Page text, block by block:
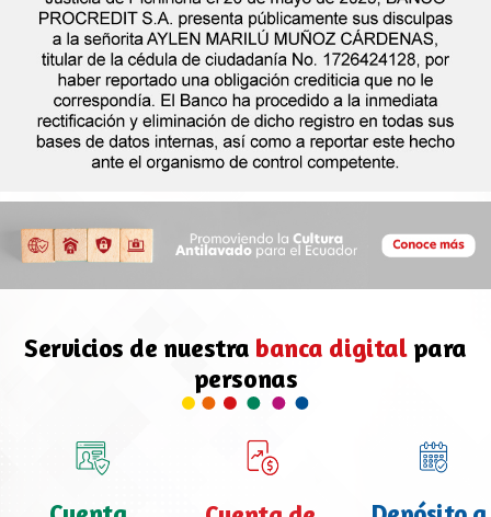
Servicios de nuestra banca digital para
personas